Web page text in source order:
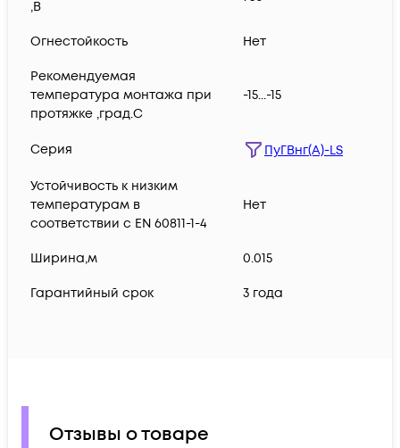
,В
Огнестойкость Нет
Рекомендуемая
температура монтажа при
протяжке ,град.C
-15...-15
Серия ПуГВнг(А)-LS
Устойчивость к низким
температурам в
соответствии с EN 60811-1-4
Нет
Ширина,м 0.015
Гарантийный срок 3 года
Отзывы о товаре